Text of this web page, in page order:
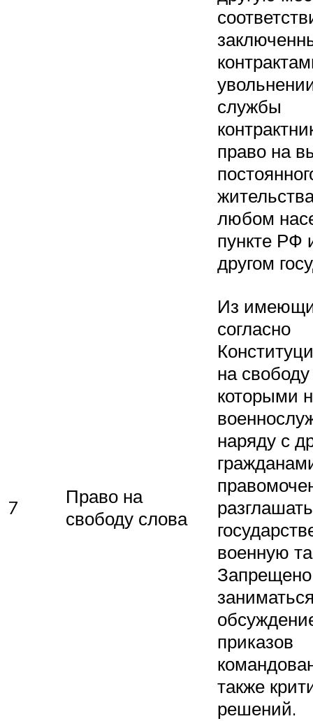
службы
право на
любом
пункте РФ
другом
7
Право на
свободу слова
Из
согласно
на
которыми
наряду с
разглашать
военную
Запрещено
приказов
также
решений.